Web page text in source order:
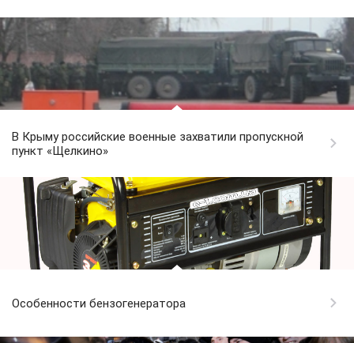
В Крыму российские военные захватили пропускной
пункт «Щелкино»
Особенности бензогенератора